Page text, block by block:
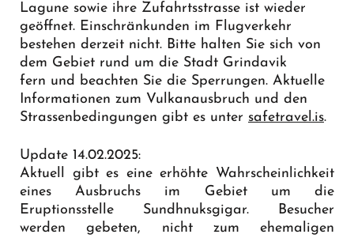
Lagune sowie ihre Zufahrtsstrasse ist wieder
geöffnet. Einschränkunden im Flugverkehr
bestehen derzeit nicht. Bitte halten Sie sich von
dem Gebiet rund um die Stadt Grindavik
fern und beachten Sie die Sperrungen. Aktuelle
Informationen zum Vulkanausbruch und den
Strassenbedingungen gibt es unter safetravel.is.
Update 14.02.2025:
Aktuell gibt es eine erhöhte Wahrscheinlichkeit
eines Ausbruchs im Gebiet um die
Eruptionsstelle Sundhnuksgigar. Besucher
werden gebeten, nicht zum ehemaligen